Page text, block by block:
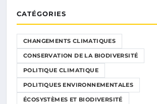
CATÉGORIES
CHANGEMENTS CLIMATIQUES
CONSERVATION DE LA BIODIVERSITÉ
POLITIQUE CLIMATIQUE
POLITIQUES ENVIRONNEMENTALES
ÉCOSYSTÈMES ET BIODIVERSITÉ